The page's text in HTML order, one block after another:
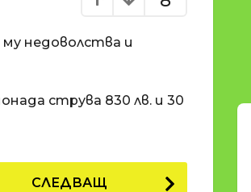
недоволства и
струва 830 лв. и 30
СЛЕДВАЩ